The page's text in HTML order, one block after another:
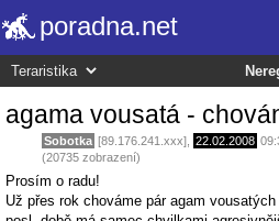
poradna.net
agama vousatá -
Sobotka [89.176.241.xxx], 22.02.2008
(20735 zobrazení)
Prosím o radu!
Už přes rok chováme pár agam